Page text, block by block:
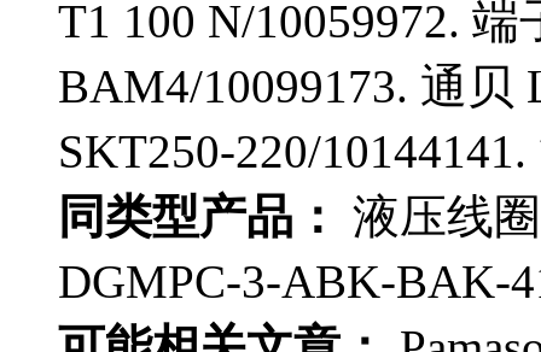
T1 100 N/10059972.
BAM4/10099173. 通贝
SKT250-220/10144141.
同类型产品： 液压线
DGMPC-3-ABK-BAK-